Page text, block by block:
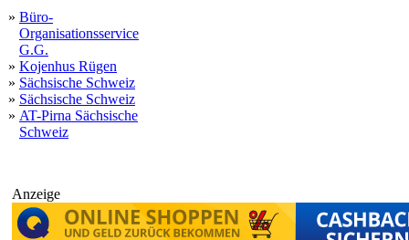
» Büro-
Organisationsservice
G.G.
» Kojenhus Rügen
» Sächsische Schweiz
» Sächsische Schweiz
» AT-Pirna Sächsische
Schweiz
Anzeige